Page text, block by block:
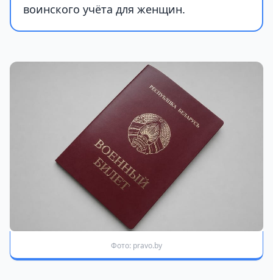
воинского учёта для женщин.
Фото: pravo.by